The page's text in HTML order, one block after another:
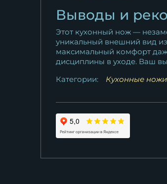
Выводы и
Этот кухонный нож —
уникальный внешний вид
максимальный комфорт
дисциплины в уходе. Ваш
Категории:
Кухонные ножи